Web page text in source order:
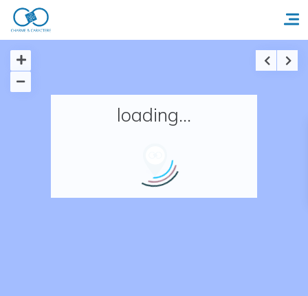
Accueil
Nos adresses en France
loading...